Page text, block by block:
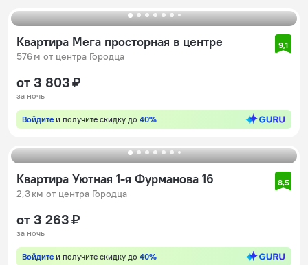
Квартира Мега просторная в центре
576 м от центра Городца
9,1
от 3 803 ₽
за ночь
Войдите и получите скидку до 40%
Квартира Уютная 1-я Фурманова 16
2,3 км от центра Городца
8,5
от 3 263 ₽
за ночь
Войдите и получите скидку до 40%